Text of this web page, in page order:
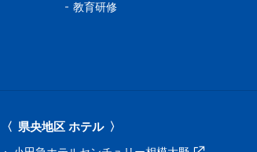
教育研修
県央地区 ホテル